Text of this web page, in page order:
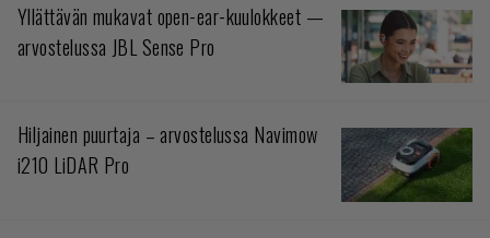
Yllättävän mukavat open-ear-kuulokkeet —
arvostelussa JBL Sense Pro
Hiljainen puurtaja – arvostelussa Navimow
i210 LiDAR Pro